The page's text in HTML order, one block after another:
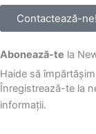
Contactează-ne!
Abonează-te la
Haide să
Înregistrează-te la
informații.